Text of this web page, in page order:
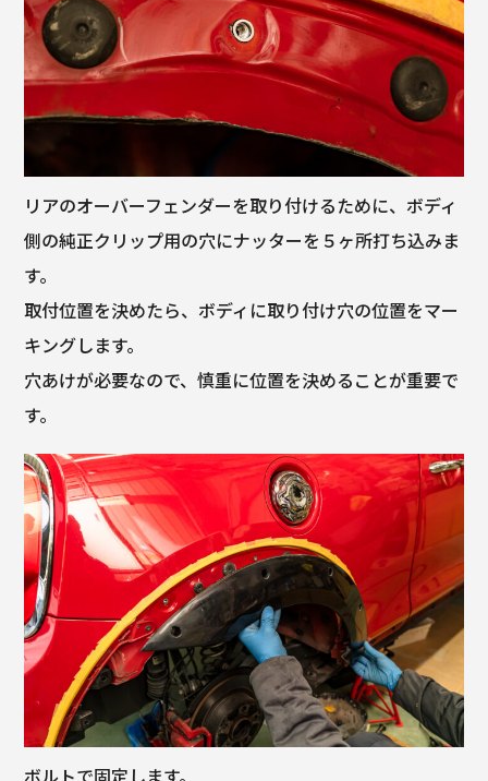
リアのオーバーフェンダーを取り付けるために、ボディ
側の純正クリップ用の穴にナッターを５ヶ所打ち込みま
す。
取付位置を決めたら、ボディに取り付け穴の位置をマー
キングします。
穴あけが必要なので、慎重に位置を決めることが重要で
す。
ボルトで固定します。